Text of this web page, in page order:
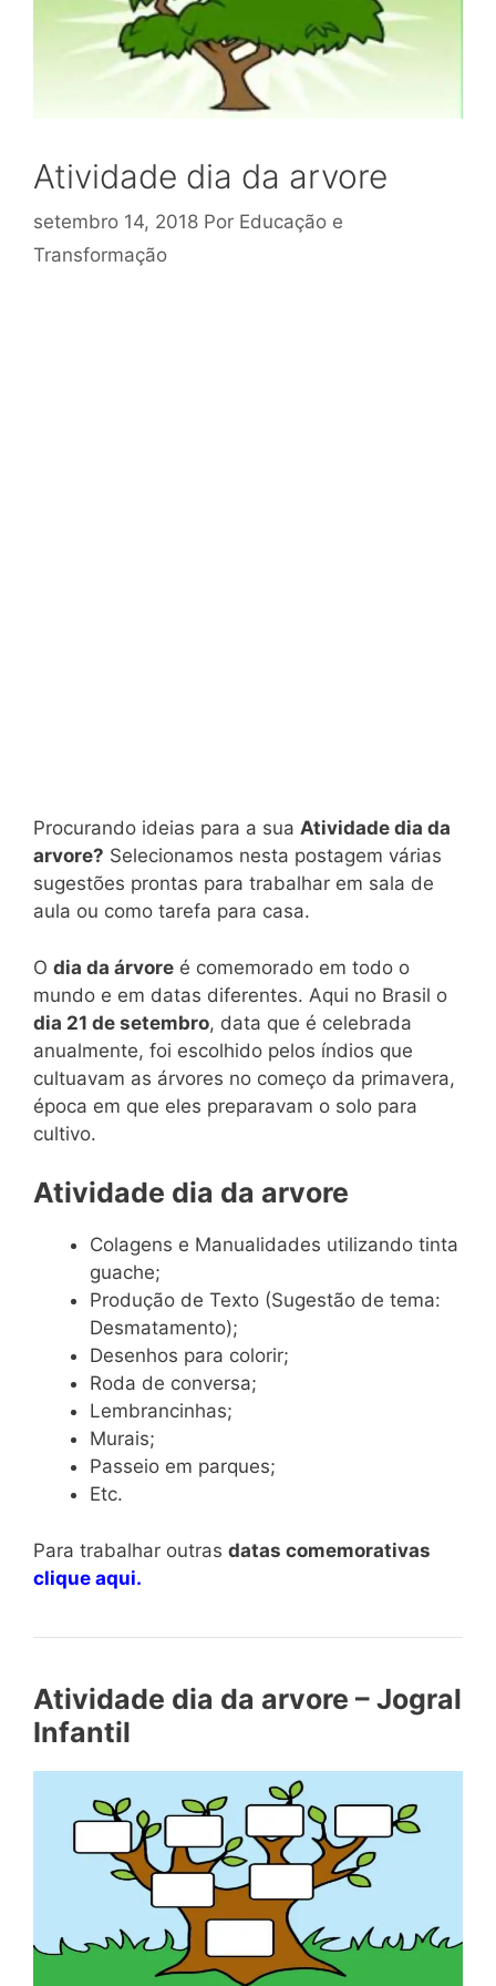
Atividade dia da arvore
setembro 14, 2018 Por Educação e
Transformação
Procurando ideias para a sua Atividade dia da
arvore? Selecionamos nesta postagem várias
sugestões prontas para trabalhar em sala de
aula ou como tarefa para casa.
O dia da árvore é comemorado em todo o
mundo e em datas diferentes. Aqui no Brasil o
dia 21 de setembro, data que é celebrada
anualmente, foi escolhido pelos índios que
cultuavam as árvores no começo da primavera,
época em que eles preparavam o solo para
cultivo.
Atividade dia da arvore
Colagens e Manualidades utilizando tinta
guache;
Produção de Texto (Sugestão de tema:
Desmatamento);
Desenhos para colorir;
Roda de conversa;
Lembrancinhas;
Murais;
Passeio em parques;
Etc.
Para trabalhar outras datas comemorativas
clique aqui.
Atividade dia da arvore – Jogral
Infantil